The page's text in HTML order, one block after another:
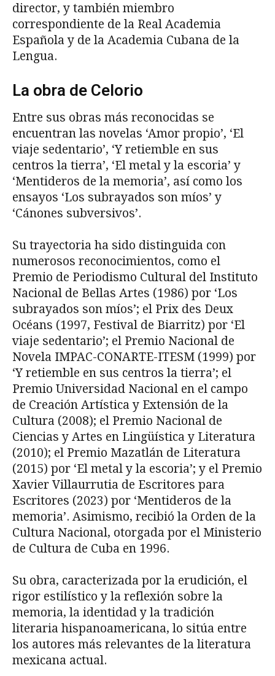
director, y también miembro
correspondiente de la Real Academia
Española y de la Academia Cubana de la
Lengua.
La obra de Celorio
Entre sus obras más reconocidas se
encuentran las novelas ‘Amor propio’, ‘El
viaje sedentario’, ‘Y retiemble en sus
centros la tierra’, ‘El metal y la escoria’ y
‘Mentideros de la memoria’, así como los
ensayos ‘Los subrayados son míos’ y
‘Cánones subversivos’.
Su trayectoria ha sido distinguida con
numerosos reconocimientos, como el
Premio de Periodismo Cultural del Instituto
Nacional de Bellas Artes (1986) por ‘Los
subrayados son míos’; el Prix des Deux
Océans (1997, Festival de Biarritz) por ‘El
viaje sedentario’; el Premio Nacional de
Novela IMPAC-CONARTE-ITESM (1999) por
‘Y retiemble en sus centros la tierra’; el
Premio Universidad Nacional en el campo
de Creación Artística y Extensión de la
Cultura (2008); el Premio Nacional de
Ciencias y Artes en Lingüística y Literatura
(2010); el Premio Mazatlán de Literatura
(2015) por ‘El metal y la escoria’; y el Premio
Xavier Villaurrutia de Escritores para
Escritores (2023) por ‘Mentideros de la
memoria’. Asimismo, recibió la Orden de la
Cultura Nacional, otorgada por el Ministerio
de Cultura de Cuba en 1996.
Su obra, caracterizada por la erudición, el
rigor estilístico y la reflexión sobre la
memoria, la identidad y la tradición
literaria hispanoamericana, lo sitúa entre
los autores más relevantes de la literatura
mexicana actual.